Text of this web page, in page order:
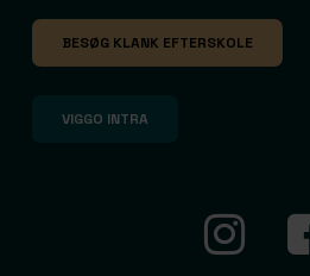
BESØG KLANK EFTERSKOLE
VIGGO INTRA